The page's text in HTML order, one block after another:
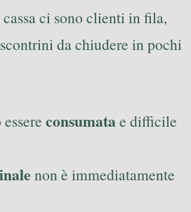
ci sono clienti in fila,
da chiudere in pochi
consumatae difficile
non è immediatamente